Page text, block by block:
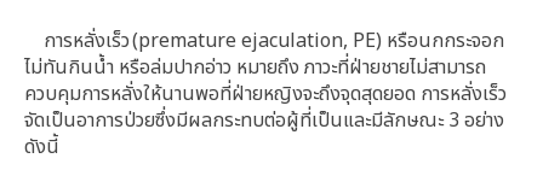
การหลั่งเร็ว (premature ejaculation, PE) หรือนกกระจอก
ไม่ทันกินน้ำ หรือล่มปากอ่าว หมายถึง ภาวะที่ฝ่ายชายไม่สามารถ
ควบคุมการหลั่งให้นานพอที่ฝ่ายหญิงจะถึงจุดสุดยอด การหลั่งเร็ว
จัดเป็นอาการป่วยซึ่งมีผลกระทบต่อผู้ที่เป็นและมีลักษณะ 3 อย่าง
ดังนี้